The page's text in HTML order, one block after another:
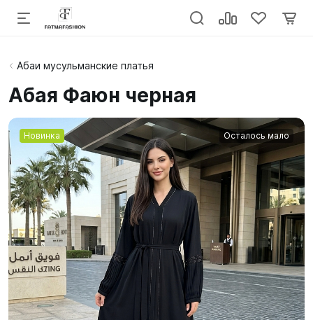
Абаи мусульманские платья
Абая Фаюн черная
Новинка Осталось мало